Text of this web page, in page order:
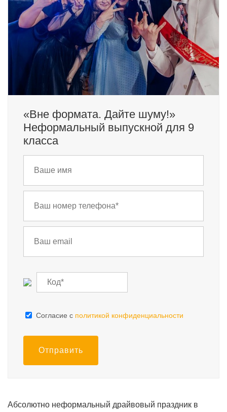
«Вне формата. Дайте шуму!»
Неформальный выпускной для 9
класса
Cогласие с политикой конфиденциальности
Отправить
Абсолютно неформальный драйвовый праздник в